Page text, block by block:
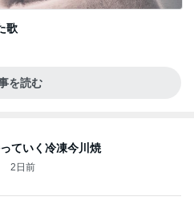
歌
を読む
ていく冷凍今川焼
2日前